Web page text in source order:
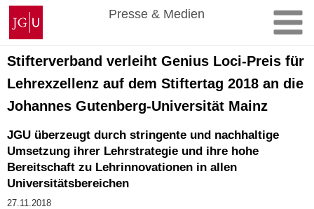
Zum
Inhalt
springen
Johannes
Gutenberg-
Universität
Mainz
Presse & Medien
Stifterverband verleiht Genius Loci-Preis für
Lehrexzellenz auf dem Stiftertag 2018 an die
Johannes Gutenberg-Universität Mainz
JGU überzeugt durch stringente und nachhaltige
Umsetzung ihrer Lehrstrategie und ihre hohe
Bereitschaft zu Lehrinnovationen in allen
Universitätsbereichen
27.11.2018